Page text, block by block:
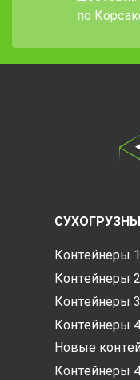
по
Контейнеры
Контейнеры
Контейнеры
Контейнеры
Новые
Контейнеры